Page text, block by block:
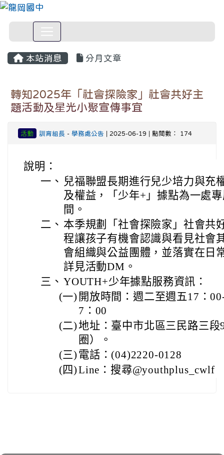
本站消息 分月文章
轉知2025年「社會探險家」社會共好主
題活動及星光小聚宣傳事宜
活動 訓育組長 - 學務處公告 | 2025-06-19 | 點閱數： 174
說明：
一、 兒福聯盟長期進行兒少培力與充
及權益，「少年+」據點為一處
間。
二、 本季規劃「社會探險家」社會共
程讓孩子有機會認識與看見社會
會組織與公益團體，並落實在日
詳見活動DM。
三、 YOUTH+少年據點服務資訊：
(一) 開放時間：週二至週五17：
7：00
(二)地址：臺中市北區三民路三
圈）。
(三) 電話：(04)2220-0128
(四)Line：搜尋@youthplus_cwlf